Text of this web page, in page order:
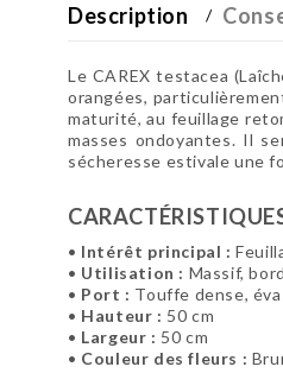
Description
Le CAREX testacea
orangées,
maturité, au feuillage
masses ondoyantes. Il
sécheresse estivale une
• Intérêt principal :
• Utilisation : Massif,
• Port : Touffe dense,
• Hauteur : 50 cm
• Largeur : 50 cm
• Couleur des fleurs :